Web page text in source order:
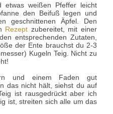
etwas weißen Pfeffer leicht
den Beifuß legen und
geschnittenen Äpfel. Den
Rezept zubereitet, mit einer
entsprechenden Zutaten,
der Ente brauchst du 2-3
Kugeln Teig. Nicht zu
und einem Faden gut
das nicht hält, siehst du auf
ist rausgedrückt aber ich
ist, streiten sich alle um das